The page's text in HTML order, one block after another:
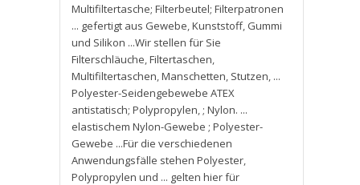
Multifiltertasche; Filterbeutel; Filterpatronen
... gefertigt aus Gewebe,Kunststoff, Gummi
und Silikon ...Wir stellen für Sie
Filterschläuche,Filtertaschen,
Multifiltertaschen,Manschetten, Stutzen, ...
Polyester-Seidengebewebe ATEX
antistatisch; Polypropylen, ; Nylon. ...
elastischem Nylon-Gewebe ; Polyester-
Gewebe ...Für die verschiedenen
Anwendungsfälle stehen Polyester,
Polypropylen und ... gelten hier für